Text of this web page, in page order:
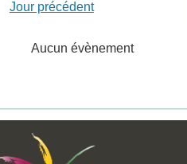
Jour précédent
Aucun évènement